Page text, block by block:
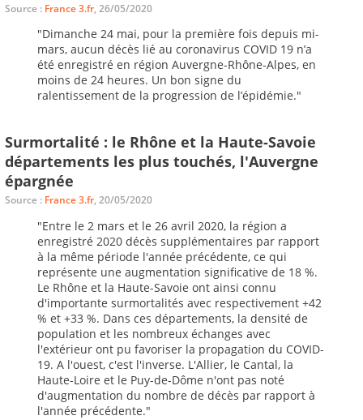
Source : France 3.fr, 26/05/2020
"Dimanche 24 mai, pour la première fois depuis mi-
mars, aucun décès lié au coronavirus COVID 19 n’a
été enregistré en région Auvergne-Rhône-Alpes, en
moins de 24 heures. Un bon signe du
ralentissement de la progression de l’épidémie."
Surmortalité : le Rhône et la Haute-Savoie
départements les plus touchés, l'Auvergne
épargnée
Source : France 3.fr, 20/05/2020
"Entre le 2 mars et le 26 avril 2020, la région a
enregistré 2020 décès supplémentaires par rapport
à la même période l'année précédente, ce qui
représente une augmentation significative de 18 %.
Le Rhône et la Haute-Savoie ont ainsi connu
d'importante surmortalités avec respectivement +42
% et +33 %. Dans ces départements, la densité de
population et les nombreux échanges avec
l'extérieur ont pu favoriser la propagation du COVID-
19. A l'ouest, c'est l'inverse. L'Allier, le Cantal, la
Haute-Loire et le Puy-de-Dôme n'ont pas noté
d'augmentation du nombre de décès par rapport à
l'année précédente."